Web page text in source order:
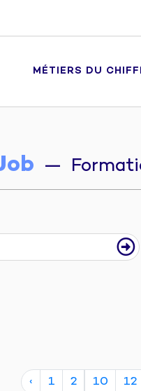
MÉTIERS DU
—
‹ 1 2 10 12